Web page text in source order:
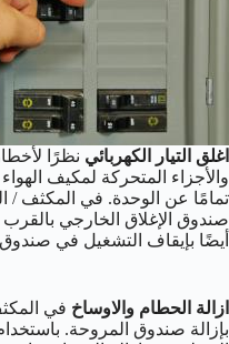
اغلق التيار الكهربائي نظرًا
والأجزاء المتحركة لمكيف
تمامًا عن الوحدة. في المكثف /
صندوق الإغلاق الخارجي
أيضًا بإيقاف التشغيل في
ازالة الحطام والاوساخ في
بإزالة صندوق المروحة.